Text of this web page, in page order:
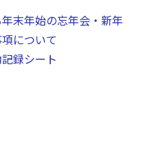
末年始の忘年会・新年
について
録シート